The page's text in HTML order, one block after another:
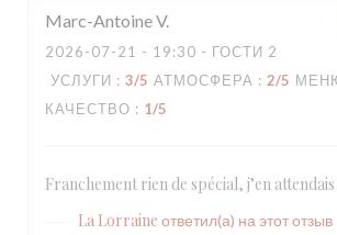
Marc-AntoineV
2026-07-21 - 19:30 - ГОСТИ 2
УСЛУГИ : 3/5 АТМОСФЕРА : 2/5
КАЧЕСТВО : 1/5
Franchement rien de spécial, j’en
La Lorraine ответил(а) на этот отзыв